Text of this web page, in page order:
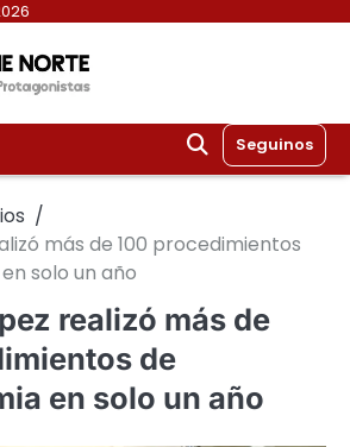
Seguinos
más de 100 procedimientos
solo un año
realizó más de
de
en solo un año